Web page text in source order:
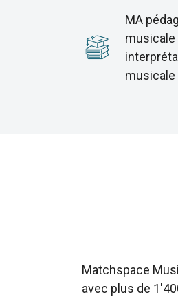
MA
musicale
musicale
Matchspace
avec plus de